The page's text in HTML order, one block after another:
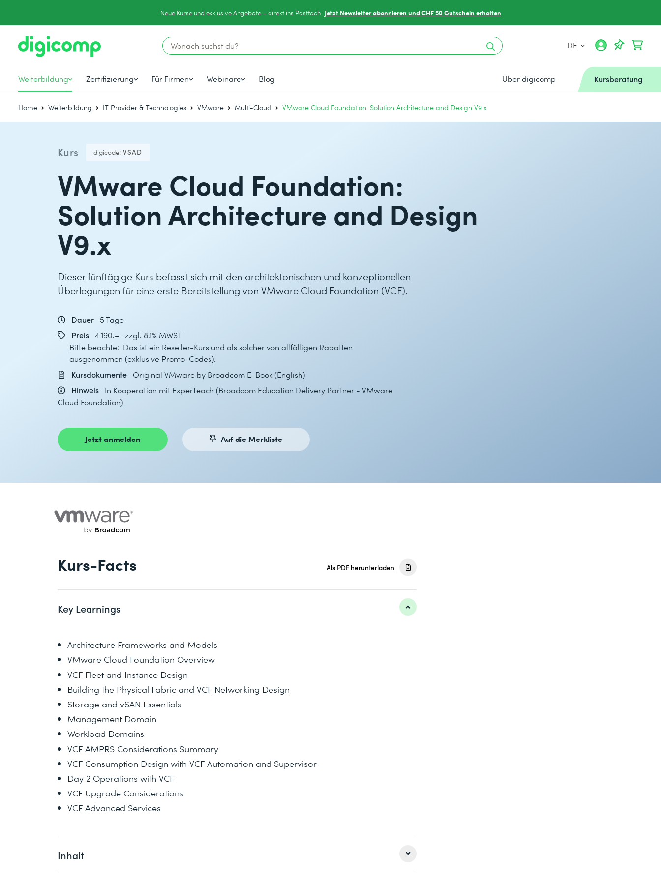
Neue Kurse und exklusive Angebote – direkt ins Postfach. Jetzt Newsletter abonnieren und CHF 50 Gutschein erhalten
DE
Weiterbildung Zertifizierung Für Firmen Webinare Blog Über digicomp Kursberatung
Home Weiterbildung IT Provider & Technologies VMware Multi-Cloud VMware Cloud Foundation: Solution Architecture and Design V9.x
Kurs digicode: VSAD
VMware Cloud Foundation:
Solution Architecture and Design
V9.x
Dieser fünftägige Kurs befasst sich mit den architektonischen und konzeptionellen
Überlegungen für eine erste Bereitstellung von VMware Cloud Foundation (VCF).
Dauer
5 Tage
Preis 4'190.– zzgl. 8.1% MWST
Bitte beachte: Das ist ein Reseller-Kurs und als solcher von allfälligen Rabatten
ausgenommen (exklusive Promo-Codes).
Kursdokumente Original VMware by Broadcom E-Book (English)
Hinweis
In Kooperation mit ExperTeach (Broadcom Education Delivery Partner - VMware
Cloud Foundation)
Jetzt anmelden Auf die Merkliste
Kurs-Facts Als PDF herunterladen
Key Learnings
Architecture Frameworks and Models
VMware Cloud Foundation Overview
VCF Fleet and Instance Design
Building the Physical Fabric and VCF Networking Design
Storage and vSAN Essentials
Management Domain
Workload Domains
VCF AMPRS Considerations Summary
VCF Consumption Design with VCF Automation and Supervisor
Day 2 Operations with VCF
VCF Upgrade Considerations
VCF Advanced Services
Inhalt